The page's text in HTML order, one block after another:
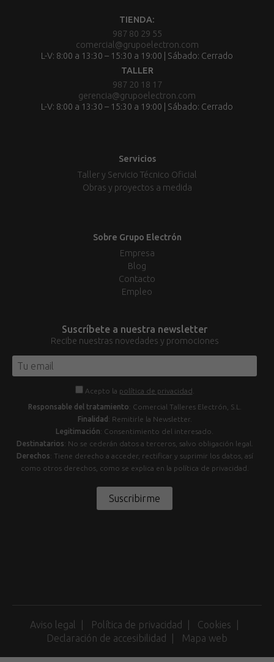
TIENDA:
987 80 29 55
comercial@grupoelectron.com
L-V: 8:00 a 13:30 – 15:30 a 19:00 | Sábado: Cerrado
TALLER
987 20 18 17
gerencia@grupoelectron.com
L-V: 8:00 a 13:30 – 15:30 a 19:00 | Sábado: Cerrado
Servicios
Taller y Servicio Técnico Oficial
Obras y proyectos a medida
Sobre Grupo Electrón
Empresa
Blog
Contacto
Empleo
Suscríbete a nuestra newsletter
Recibe nuestras novedades y promociones
Acepto la política de privacidad
Responsable del tratamiento: Comercial Talleres Electrón, S.L.
Finalidad : Remitirle la Newsletter.
Legitimación: Consentimiento del interesado.
Destinatarios: No se cederán datos a terceros, salvo obligación legal.
Derechos: Tiene derecho a acceder, rectificar y suprimir los datos, así
como otros derechos, como se explica en la política de privacidad.
Suscribirme
Aviso legal Política de privacidad
Cookies
Declaración de accesibilidad
Mapa web